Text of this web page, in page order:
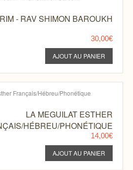
- RAV SHIMON BAROUKH
30,00€
LA MEGUILAT ESTHER
HÉBREU/PHONÉTIQUE
14,00€